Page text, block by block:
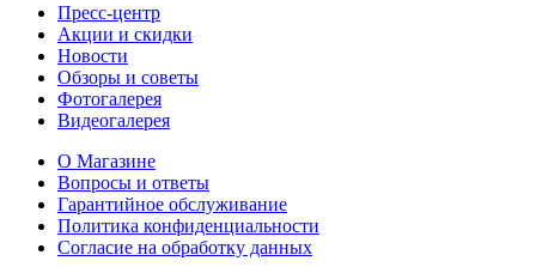
Пресс-центр
Акции и скидки
Новости
Обзоры и советы
Фотогалерея
Видеогалерея
О Магазине
Вопросы и ответы
Гарантийное обслуживание
Политика конфиденциальности
Согласие на обработку данных